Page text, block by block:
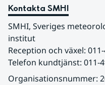
Kontakta SMHI
SMHI, Sveriges
institut
Reception och växel:
Telefon kundtjänst: 011-
Organisationsnummer: